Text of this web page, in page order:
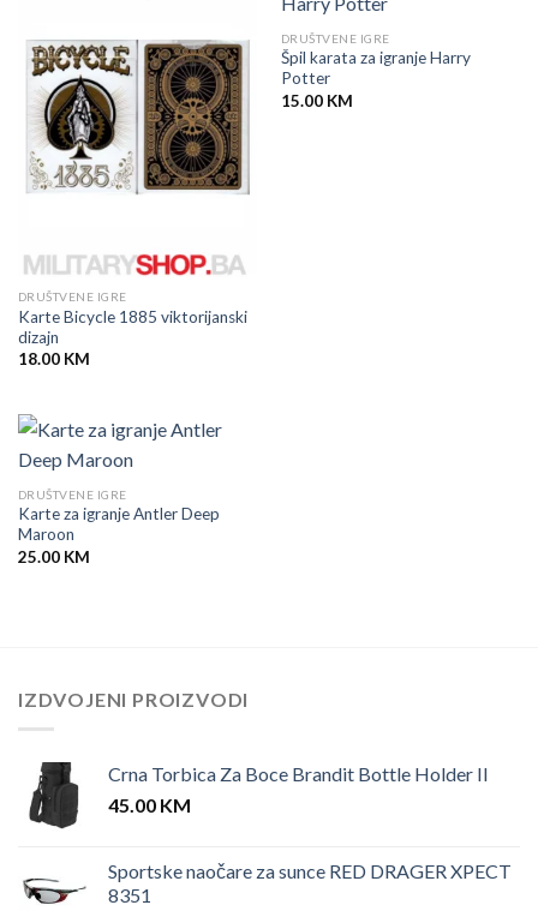
DRUŠTVENE IGRE
Karte Bicycle 1885 viktorijanski
dizajn
18.00 KM
DRUŠTVENE IGRE
Špil karata za igranje Harry
Potter
15.00 KM
DRUŠTVENE IGRE
Karte za igranje Antler Deep
Maroon
25.00 KM
IZDVOJENI PROIZVODI
Crna Torbica Za Boce Brandit Bottle Holder II
45.00 KM
Sportske naočare za sunce RED DRAGER XPECT
8351